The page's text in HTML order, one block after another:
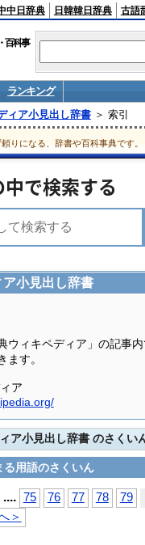
中日辞典 日韓韓日辞典 古語
百科事
ランキング
ィア小見出し辞書＞ 索引
りになる、辞書や百科事典です。
で検索する
ア小見出し辞書
ウィキペディア」の記事
ます。
ア
ア小見出し辞書 のさくい
る用語のさくいん
.... 75 76 77 78 79
＞